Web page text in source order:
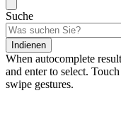
Suche
Indienen
When autocomplete
and enter to select.
swipe gestures.